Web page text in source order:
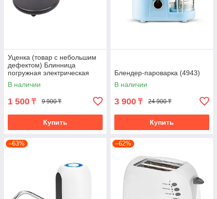
Уценка (товар с небольшим
дефектом) Блинница
погружная электрическая
(D703/1)
В наличии
1 500 ₸ 9 900 ₸
Купить
Блендер-пароварка (4943)
В наличии
3 900 ₸ 24 900 ₸
Купить
–63% –62%